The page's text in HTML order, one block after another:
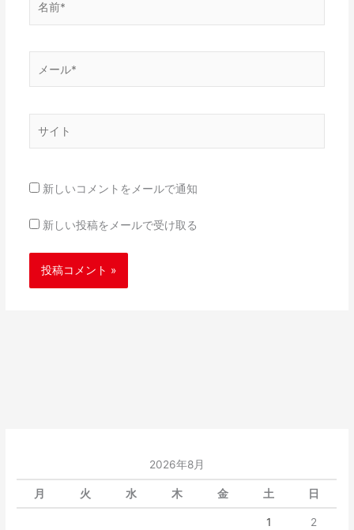
ー
*
新しいコメントをメールで通知
新しい投稿をメールで受け取る
2026年8月
月 火 水 木 金 土 日
1
2